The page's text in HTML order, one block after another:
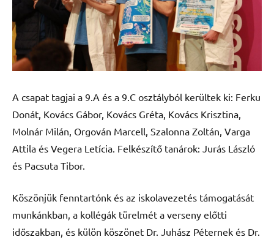
A csapat tagjai a 9.A és a 9.C osztályból kerültek ki: Ferku
Donát, Kovács Gábor, Kovács Gréta, Kovács Krisztina,
Molnár Milán, Orgován Marcell, Szalonna Zoltán, Varga
Attila és Vegera Letícia. Felkészítő tanárok: Jurás László
és Pacsuta Tibor.
Köszönjük fenntartónk és az iskolavezetés támogatását
munkánkban, a kollégák türelmét a verseny előtti
időszakban, és külön köszönet Dr. Juhász Péternek és Dr.